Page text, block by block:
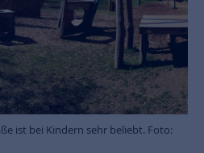
ist bei Kindern sehr beliebt. Foto: